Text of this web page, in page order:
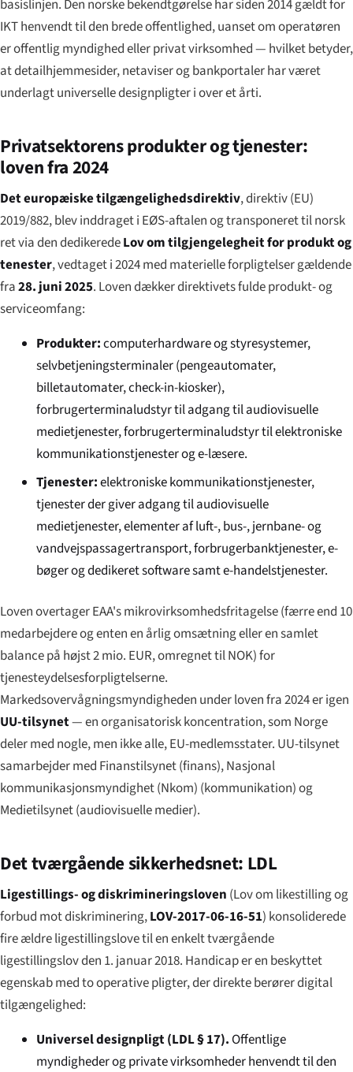
basislinjen. Den norske bekendtgørelse har siden 2014 gældt for
IKT henvendt til den brede offentlighed, uanset om operatøren
er offentlig myndighed eller privat virksomhed — hvilket betyder,
at detailhjemmesider, netaviser og bankportaler har været
underlagt universelle designpligter i over et årti.
Privatsektorens produkter og tjenester:
loven fra 2024
Det europæiske tilgængelighedsdirektiv, direktiv (EU)
2019/882, blev inddraget i EØS-aftalen og transponeret til norsk
ret via den dedikeredeLov om tilgjengelegheit for produkt og
tenester, vedtaget i 2024 med materielle forpligtelser gældende
fra28. juni 2025. Loven dækker direktivets fulde produkt- og
serviceomfang:
Produkter:computerhardware og styresystemer,
selvbetjeningsterminaler (pengeautomater,
billetautomater, check-in-kiosker),
forbrugerterminaludstyr til adgang til audiovisuelle
medietjenester, forbrugerterminaludstyr til elektroniske
kommunikationstjenester og e-læsere.
Tjenester:elektroniske kommunikationstjenester,
tjenester der giver adgang til audiovisuelle
medietjenester, elementer af luft-, bus-, jernbane- og
vandvejspassagertransport, forbrugerbanktjenester, e-
bøger og dedikeret software samt e-handelstjenester.
Loven overtager EAA's mikrovirksomhedsfritagelse (færre end 10
medarbejdere og enten en årlig omsætning eller en samlet
balance på højst 2 mio. EUR, omregnet til NOK) for
tjenesteydelsesforpligtelserne.
Markedsovervågningsmyndigheden under loven fra 2024 er igen
UU-tilsynet— en organisatorisk koncentration, som Norge
deler med nogle, men ikke alle, EU-medlemsstater. UU-tilsynet
samarbejder med Finanstilsynet (finans), Nasjonal
kommunikasjonsmyndighet (Nkom) (kommunikation) og
Medietilsynet (audiovisuelle medier).
Det tværgående sikkerhedsnet: LDL
Ligestillings- og diskrimineringsloven (Lov om likestilling og
forbud mot diskriminering,LOV-2017-06-16-51) konsoliderede
fire ældre ligestillingslove til en enkelt tværgående
ligestillingslov den 1. januar 2018. Handicap er en beskyttet
egenskab med to operative pligter, der direkte berører digital
tilgængelighed:
Universel designpligt (LDL § 17).Offentlige
myndigheder og private virksomheder henvendt til den